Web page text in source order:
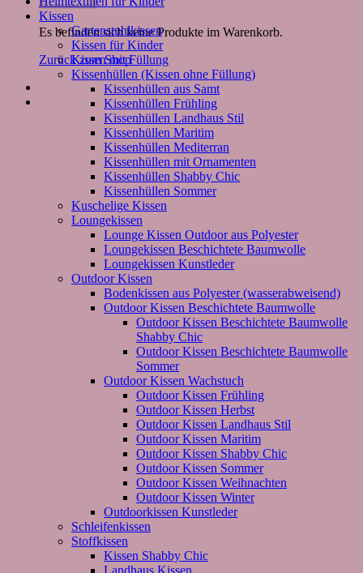
Es befinden sich keine Produkte im Warenkorb.
Zurück zum Shop
Kissen
Gartenstuhlkissen
Kissen für Kinder
Kissen mit Füllung
Kissenhüllen (Kissen ohne Füllung)
Kissenhüllen aus Samt
Kissenhüllen Frühling
Kissenhüllen Landhaus Stil
Kissenhüllen Maritim
Kissenhüllen Mediterran
Kissenhüllen mit Ornamenten
Kissenhüllen Shabby Chic
Kissenhüllen Sommer
Kuschelige Kissen
Loungekissen
Lounge Kissen Outdoor aus Polyester
Loungekissen Beschichtete Baumwolle
Loungekissen Kunstleder
Outdoor Kissen
Bodenkissen aus Polyester (wasserabweisend)
Outdoor Kissen Beschichtete Baumwolle
Outdoor Kissen Beschichtete Baumwolle
Shabby Chic
Outdoor Kissen Beschichtete Baumwolle
Sommer
Outdoor Kissen Wachstuch
Outdoor Kissen Frühling
Outdoor Kissen Herbst
Outdoor Kissen Landhaus Stil
Outdoor Kissen Maritim
Outdoor Kissen Shabby Chic
Outdoor Kissen Sommer
Outdoor Kissen Weihnachten
Outdoor Kissen Winter
Outdoorkissen Kunstleder
Schleifenkissen
Stoffkissen
Kissen Shabby Chic
Landhaus Kissen